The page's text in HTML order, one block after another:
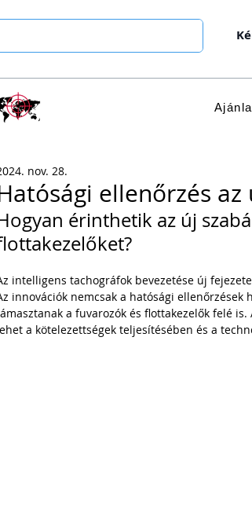
ellenőrzés az
nov. 28.
érinthetik az új
intelligens tachográfok bevezetése új
innovációk nemcsak a hatósági
a fuvarozók és flottakezelők felé
a kötelezettségek teljesítésében és a